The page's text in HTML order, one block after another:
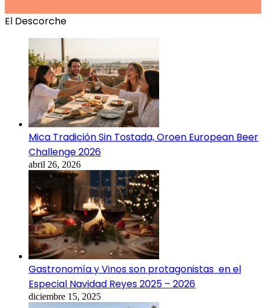
El Descorche
Mica Tradición Sin Tostada, Oroen European Beer
Challenge 2026
abril 26, 2026
Gastronomía y Vinos son protagonistas en el
Especial Navidad Reyes 2025 – 2026
diciembre 15, 2025